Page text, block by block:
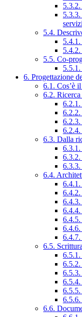
5.4.
5.4.1.
5.5. Co-
6. Progettazione
6.1. Cos’è
6.2.
6.2.3.
6.3. Dalla
6.3.1.
6.3.2.
6.4.
6.4.1.
6.4.2.
6.4.6.
6.4.7.
6.5.
6.5.1.
6.5.6.
6.6.